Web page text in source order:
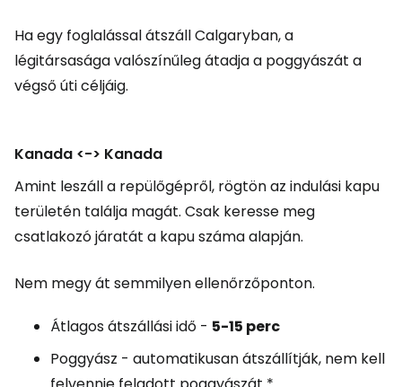
Ha egy foglalással átszáll Calgaryban, a
légitársasága valószínűleg átadja a poggyászát a
végső úti céljáig.
Kanada <-> Kanada
Amint leszáll a repülőgépről, rögtön az indulási kapu
területén találja magát. Csak keresse meg
csatlakozó járatát a kapu száma alapján.
Nem megy át semmilyen ellenőrzőponton.
Átlagos átszállási idő - 5-15 perc
Poggyász - automatikusan átszállítják, nem kell